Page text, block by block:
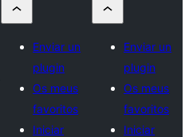
Enviar un
plugin
Os meus
favoritos
Iniciar
Enviar un
plugin
Os meus
favoritos
Iniciar